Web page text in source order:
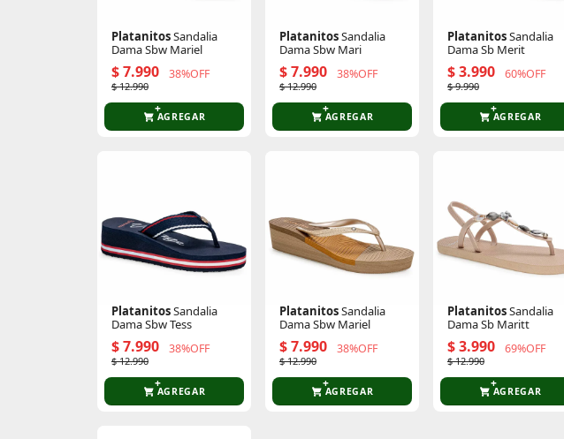
PlatanitosSandalia
Dama Sbw Mariel
$ 7.990 38%OFF
$ 12.990
AGREGAR
PlatanitosSandalia
Dama Sbw Mari
$ 7.990 38%OFF
$ 12.990
AGREGAR
PlatanitosSandalia
Dama Sb Merit
$ 3.990 60%OFF
$ 9.990
AGREGAR
PlatanitosSandalia
Dama Sbw Tess
$ 7.990 38%OFF
$ 12.990
AGREGAR
PlatanitosSandalia
Dama Sbw Mariel
$ 7.990 38%OFF
$ 12.990
AGREGAR
PlatanitosSandalia
Dama Sb Maritt
$ 3.990 69%OFF
$ 12.990
AGREGAR